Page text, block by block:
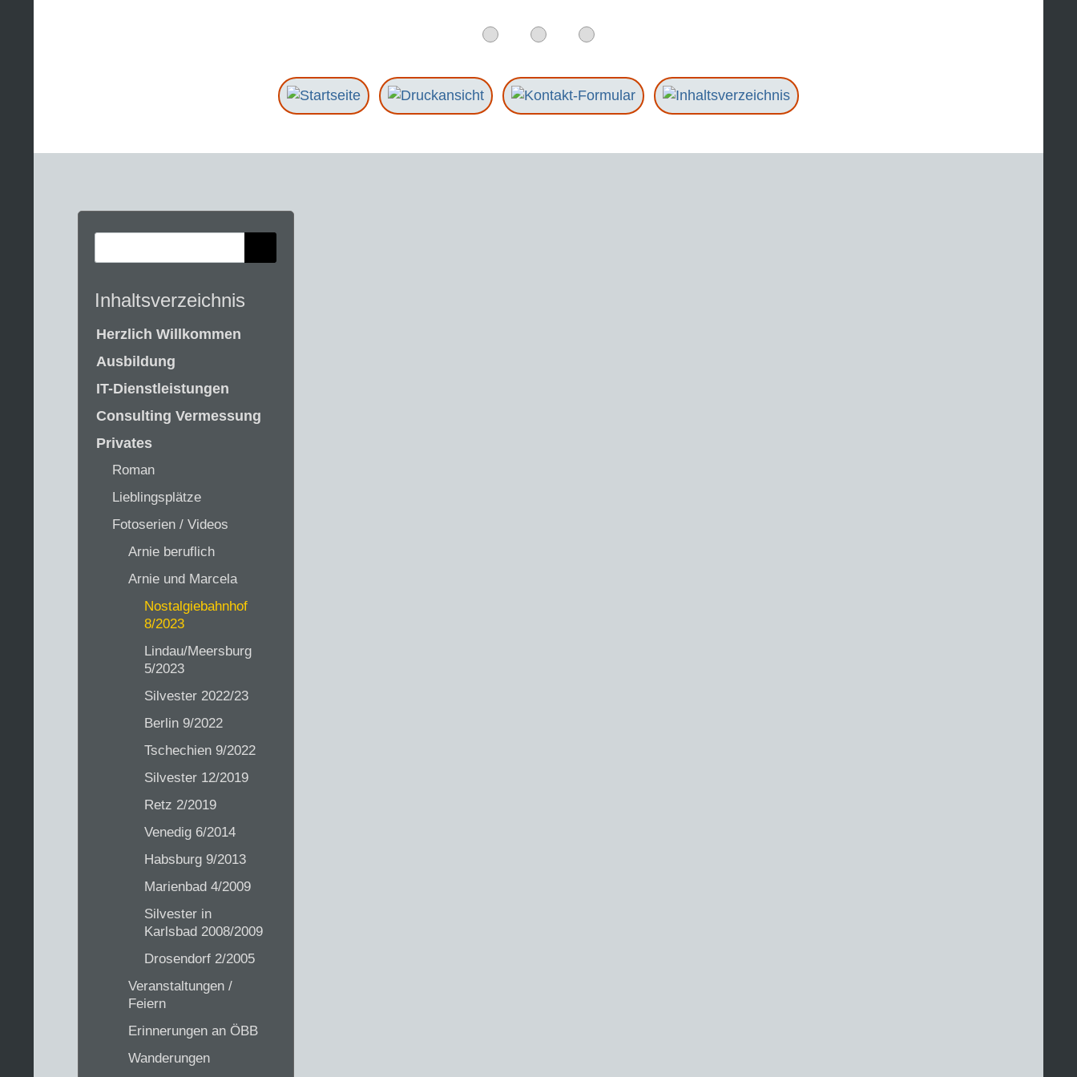
Inhaltsverzeichnis
Herzlich Willkommen
Ausbildung
IT-Dienstleistungen
Consulting Vermessung
Privates
Roman
Lieblingsplätze
Fotoserien / Videos
Arnie beruflich
Arnie und Marcela
Nostalgiebahnhof
8/2023
Lindau/Meersburg
5/2023
Silvester 2022/23
Berlin 9/2022
Tschechien 9/2022
Silvester 12/2019
Retz 2/2019
Venedig 6/2014
Habsburg 9/2013
Marienbad 4/2009
Silvester in
Karlsbad 2008/2009
Drosendorf 2/2005
Veranstaltungen /
Feiern
Erinnerungen an ÖBB
Wanderungen